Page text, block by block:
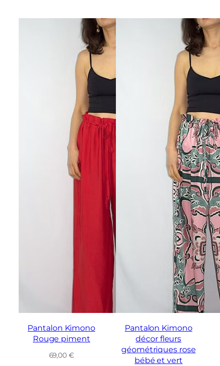
Pantalon Kimono
Rouge piment
69,00 €
Pantalon Kimono
décor fleurs
géométriques rose
bébé et vert